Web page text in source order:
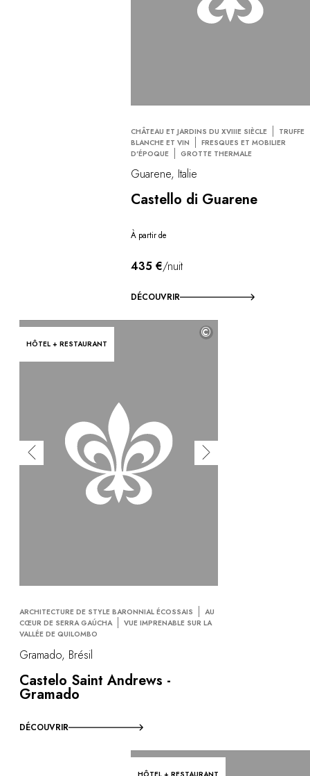
CHÂTEAU ET JARDINS DU XVIIIE SIÈCLE
TRUFFE
BLANCHE ET VIN
FRESQUES ET MOBILIER
D'ÉPOQUE
GROTTE THERMALE
Guarene, Italie
Castello di Guarene
À partir de
435 €/nuit
DÉCOUVRIR
HÔTEL + RESTAURANT
©
ARCHITECTURE DE STYLE BARONNIAL ÉCOSSAIS
AU
CŒUR DE SERRA GAÚCHA
VUE IMPRENABLE SUR LA
VALLÉE DE QUILOMBO
Gramado, Brésil
Castelo Saint Andrews -
Gramado
DÉCOUVRIR